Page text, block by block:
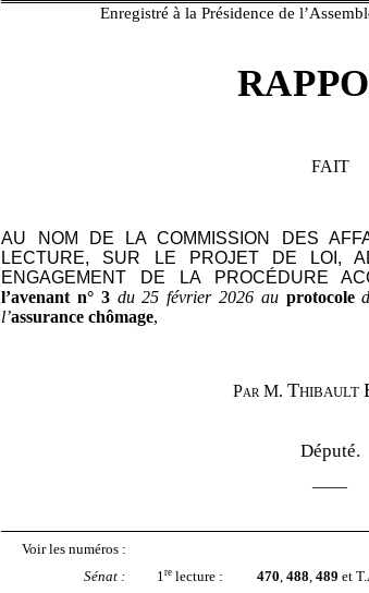
Enregistré à la Présidence de
FAIT
AU NOM DE LA COMMISSION DES
LECTURE, SUR LE PROJET DE LOI,
ENGAGEMENT DE LA PROCÉDURE
l’avenant n° 3 du 25 février 2026 au protocole
l’assurance chômage,
Par M. Thibault
Député.
——
Voir les numéros :
Sénat : 1relecture : 470,488,489 et